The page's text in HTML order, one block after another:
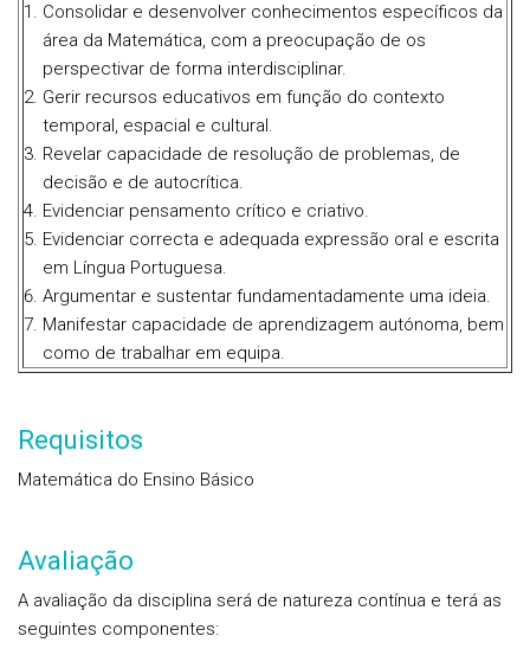
Consolidar e desenvolver conhecimentos específicos da
área da Matemática, com a preocupação de os
perspectivar de forma interdisciplinar.
Gerir recursos educativos em função do contexto
temporal, espacial e cultural.
Revelar capacidade de resolução de problemas, de
decisão e de autocrítica.
Evidenciar pensamento crítico e criativo.
Evidenciar correcta e adequada expressão oral e escrita
em Língua Portuguesa.
Argumentar e sustentar fundamentadamente uma ideia.
Manifestar capacidade de aprendizagem autónoma, bem
como de trabalhar em equipa.
Requisitos
Matemática do Ensino Básico
Avaliação
A avaliação da disciplina será de natureza contínua e terá as
seguintes componentes: